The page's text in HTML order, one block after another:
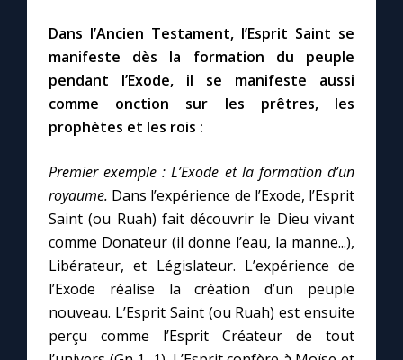
Dans l’Ancien Testament, l’Esprit Saint se
manifeste dès la formation du peuple
pendant l’Exode, il se manifeste aussi
comme onction sur les prêtres, les
prophètes et les rois :
Premier exemple : L’Exode et la formation d’un
royaume. Dans l’expérience de l’Exode, l’Esprit
Saint (ou Ruah) fait découvrir le Dieu vivant
comme Donateur (il donne l’eau, la manne...),
Libérateur, et Législateur. L’expérience de
l’Exode réalise la création d’un peuple
nouveau. L’Esprit Saint (ou Ruah) est ensuite
perçu comme l’Esprit Créateur de tout